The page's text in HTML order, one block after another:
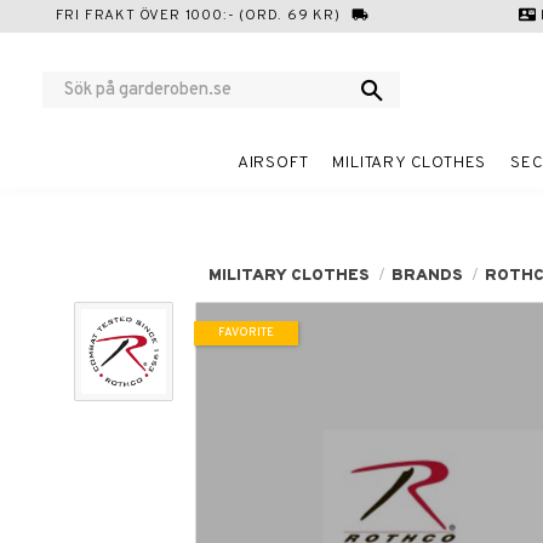
FRI FRAKT ÖVER 1000:- (ORD. 69 KR) local_shipping contact_mail
AIRSOFT MILITARY CLOTHES
MILITARY CLOTHES BRANDS
FAVORITE